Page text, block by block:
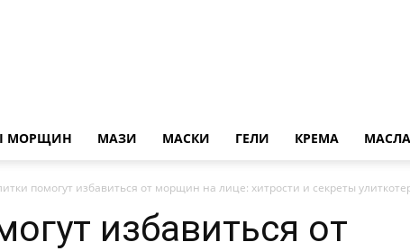
морщин
МОРЩИН МАЗИ МАСКИ ГЕЛИ КРЕМА МАСЛА
помогут избавиться от морщин на лице: хитрости и секреты
избавиться от